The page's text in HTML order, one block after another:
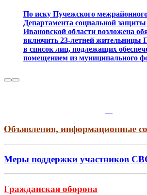
По иску Пучежского
Департамента социальной защиты
Ивановской области возложена
включить 23-летней жительницы
в список лиц, подлежащих
помещением из муниципального
Объявления, информационные
Меры поддержки участников
Гражданская оборона